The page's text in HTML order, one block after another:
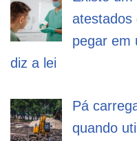
atestados
pegar em
diz a lei
Pá
quando